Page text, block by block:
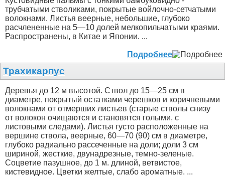
трубчатыми стволиками, покрытые войлочно-сетчатыми
волокнами. Листья веерные, небольшие, глубоко
расчлененные на 5—10 долей мелкопильчатыми краями.
Распространены, в Китае и Японии. ...
Подробнее
Трахикарпус
Деревья до 12 м высотой. Ствол до 15—25 см в
диаметре, покрытый остатками черешков и коричневыми
волокнами от отмерших листьев (старые стволы снизу
от волокон очищаются и становятся голыми, с
листовыми следами). Листья густо расположенные на
вершине ствола, веерные, 60—70 (90) см в диаметре,
глубоко радиально рассеченные на доли; доли 3 см
шириной, жесткие, двунадрезные, темно-зеленые.
Соцветие пазушное, до 1 м. длиной, ветвистое,
кистевидное. Цветки желтые, слабо ароматные. ...